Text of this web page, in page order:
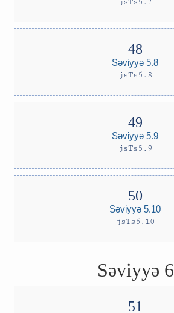
Səviyyə 5.8
jsTs5.8
Səviyyə 5.9
jsTs5.9
Səviyyə 5.10
jsTs5.10
Səviyyə 6